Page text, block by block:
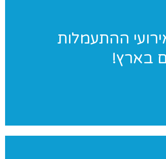
ההתעמלות
בארץ!
בארץ. לחצו לאתר הגלריות שלנו